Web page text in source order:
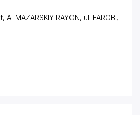
ALMAZARSKIY RAYON, ul. FAROBI,